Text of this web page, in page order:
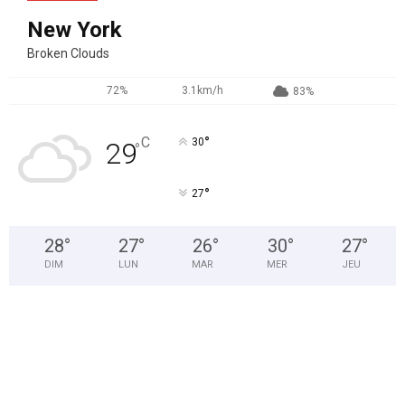
New York
Broken Clouds
72% 3.1km/h 83%
29°C 30°
27°
28°
DIM
27°
LUN
26°
MAR
30°
MER
27°
JEU